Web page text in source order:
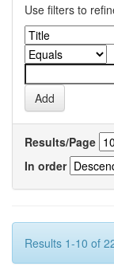
Use filters to
Results/Page
In order
Results 1-10 of